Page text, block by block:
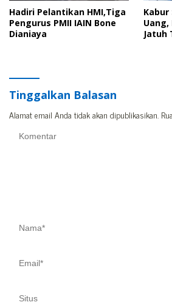
Hadiri Pelantikan HMI,Tiga
Pengurus PMII IAIN Bone
Dianiaya
Jatuh
Tinggalkan Balasan
Alamat email Anda tidak akan dipublikasikan.